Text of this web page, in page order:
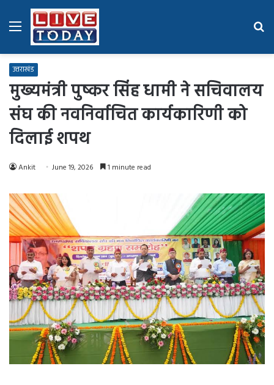
Menu
उत्तराखंड
मुख्यमंत्री पुष्कर सिंह धामी ने सचिवालय
संघ की नवनिर्वाचित कार्यकारिणी को
दिलाई शपथ
Ankit June 19, 2026 1 minute read